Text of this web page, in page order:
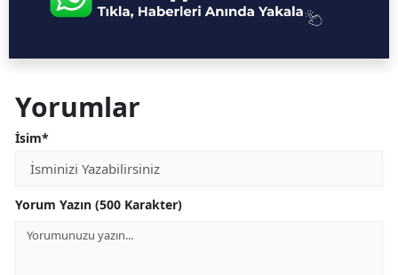
Yorumlar
İsim*
Yorum Yazın (500 Karakter)